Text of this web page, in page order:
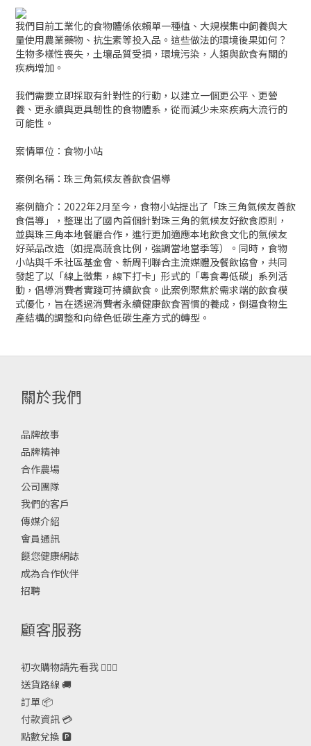
我們目前工業化的食物體係依賴單一種植、大規模集中飼養與大
量使用農業藥物、抗生素等投入品。這些做法的環境後果如何？
生物多樣性喪失，土壤品質受損，環境污染，人類與飲食有關的
疾病增加。
我們需要立即採取有針對性的行動，以建立一個更公平、更營
養、更永續與更具韌性的食物體系，從而減少未來疾病大流行的
可能性。
案情單位：食物小站
案例名稱：珠三角氣候友善飲食倡導
案例簡介：2022年2月至今，食物小站提出了「珠三角氣候友善飲
食倡導」，整理出了國內首個針對珠三角的氣候友好飲食原則，
並與珠三角本地餐廳合作，進行更加適應本地飲食文化的氣候友
好菜品改造（如提高蔬食比例，強調當地當季等）。同時，食物
小站與千禾社區基金會、新周刊聯合主流媒體及餐飲協會，共同
發起了以「線上徵集，線下打卡」形式的「粵食粵低碳」系列活
動，倡導消費者實踐可持續飲食。此案例聚焦於需求端的飲食模
式優化，旨在透過消費者永續健康飲食習慣的養成，倒逼食物生
產結構的調整和向綠色低碳生產方式的轉型。
關於我們
品牌故事
品牌精神
合作農場
公司團隊
我們的客戶
傳媒介紹
會員通訊
餸您健康網誌
成為合作伙伴
招聘
顧客服務
初次購物請先看我 🙋🏻‍♀️
送貨路線 🚚
訂單 📦
付款資訊 💳
點數兌換 🅿️